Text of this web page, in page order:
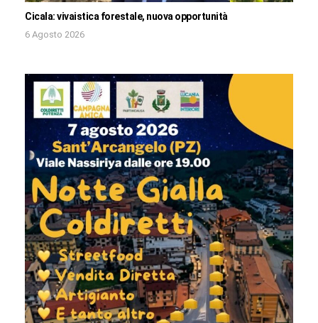
Cicala: vivaistica forestale, nuova opportunità
6 Agosto 2026